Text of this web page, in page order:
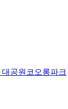
공원코오롱파크